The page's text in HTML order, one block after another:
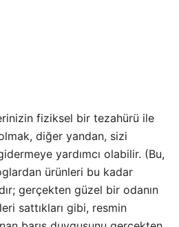
fiziksel bir tezahürü ile
diğer yandan, sizi
yardımcı olabilir. (Bu,
ürünleri bu kadar
gerçekten güzel bir odanın
sattıkları gibi, resmin